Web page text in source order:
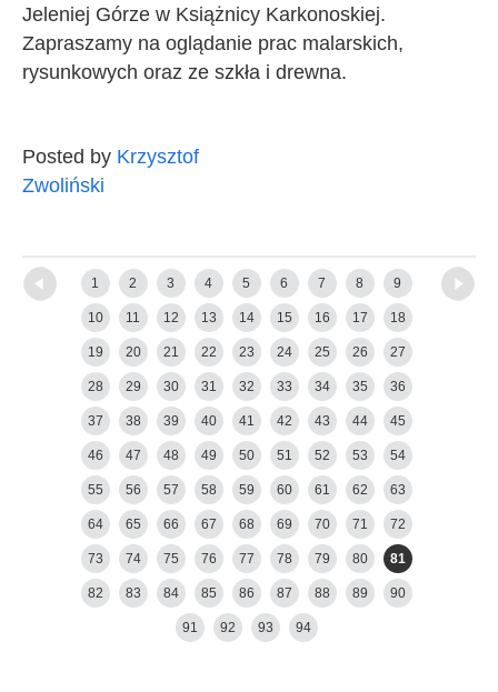
Jeleniej Górze w Książnicy Karkonoskiej.
Zapraszamy na oglądanie prac malarskich,
rysunkowych oraz ze szkła i drewna.
Posted by Krzysztof
Zwoliński
← Newer posts
1 2 3 4 5 6 7 8 9
10 11 12 13 14 15 16 17 18
19 20 21 22 23 24 25 26 27
28 29 30 31 32 33 34 35 36
37 38 39 40 41 42 43 44 45
46 47 48 49 50 51 52 53 54
55 56 57 58 59 60 61 62 63
64 65 66 67 68 69 70 71 72
73 74 75 76 77 78 79 80 81
82 83 84 85 86 87 88 89 90
91 92 93 94
Older posts →